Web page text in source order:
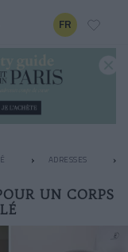
FR
ADRESSES
UN CORPS